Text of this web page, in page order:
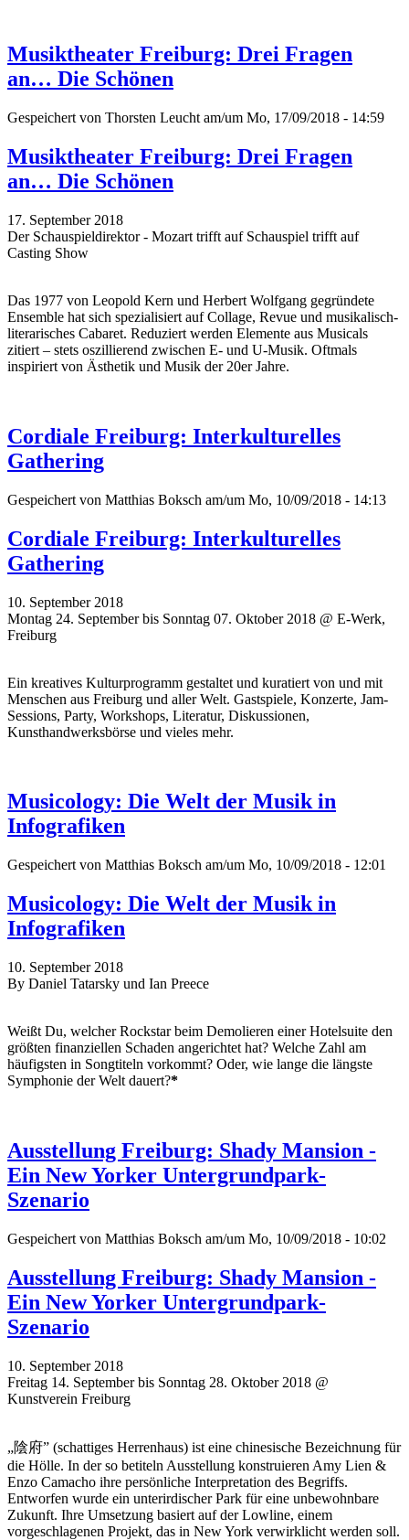
Musiktheater Freiburg: Drei Fragen
an… Die Schönen
Gespeichert von Thorsten Leucht am/um Mo, 17/09/2018 - 14:59
Musiktheater Freiburg: Drei Fragen
an… Die Schönen
17. September 2018
Der Schauspieldirektor - Mozart trifft auf Schauspiel trifft auf
Casting Show
Das 1977 von Leopold Kern und Herbert Wolfgang gegründete
Ensemble hat sich spezialisiert auf Collage, Revue und musikalisch-
literarisches Cabaret. Reduziert werden Elemente aus Musicals
zitiert – stets oszillierend zwischen E- und U-Musik. Oftmals
inspiriert von Ästhetik und Musik der 20er Jahre.
Cordiale Freiburg: Interkulturelles
Gathering
Gespeichert von Matthias Boksch am/um Mo, 10/09/2018 - 14:13
Cordiale Freiburg: Interkulturelles
Gathering
10. September 2018
Montag 24. September bis Sonntag 07. Oktober 2018 @ E-Werk,
Freiburg
Ein kreatives Kulturprogramm gestaltet und kuratiert von und mit
Menschen aus Freiburg und aller Welt. Gastspiele, Konzerte, Jam-
Sessions, Party, Workshops, Literatur, Diskussionen,
Kunsthandwerksbörse und vieles mehr.
Musicology: Die Welt der Musik in
Infografiken
Gespeichert von Matthias Boksch am/um Mo, 10/09/2018 - 12:01
Musicology: Die Welt der Musik in
Infografiken
10. September 2018
By Daniel Tatarsky und Ian Preece
Weißt Du, welcher Rockstar beim Demolieren einer Hotelsuite den
größten finanziellen Schaden angerichtet hat? Welche Zahl am
häufigsten in Songtiteln vorkommt? Oder, wie lange die längste
Symphonie der Welt dauert?*
Ausstellung Freiburg: Shady Mansion -
Ein New Yorker Untergrundpark-
Szenario
Gespeichert von Matthias Boksch am/um Mo, 10/09/2018 - 10:02
Ausstellung Freiburg: Shady Mansion -
Ein New Yorker Untergrundpark-
Szenario
10. September 2018
Freitag 14. September bis Sonntag 28. Oktober 2018 @
Kunstverein Freiburg
„陰府” (schattiges Herrenhaus) ist eine chinesische Bezeichnung für
die Hölle. In der so betiteln Ausstellung konstruieren Amy Lien &
Enzo Camacho ihre persönliche Interpretation des Begriffs.
Entworfen wurde ein unterirdischer Park für eine unbewohnbare
Zukunft. Ihre Umsetzung basiert auf der Lowline, einem
vorgeschlagenen Projekt, das in New York verwirklicht werden soll.